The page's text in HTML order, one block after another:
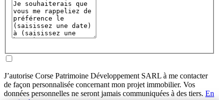
J’autorise Corse Patrimoine Développement SARL à me contacter
de façon personnalisée concernant mon projet immobilier. Vos
données personnelles ne seront jamais communiquées à des tiers. En